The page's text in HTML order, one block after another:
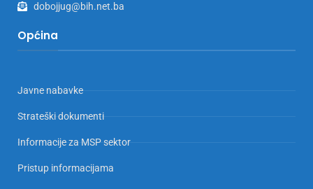
dobojjug@bih.net.ba
Općina
Javne nabavke
Strateški dokumenti
Informacije za MSP sektor
Pristup informacijama